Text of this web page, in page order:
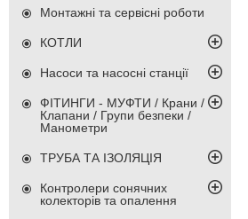
Монтажні та сервісні роботи
КОТЛИ
Насоси та насосні станції
ФІТИНГИ - МУФТИ / Крани /
Клапани / Групи безпеки /
Манометри
ТРУБА ТА ІЗОЛЯЦІЯ
Контролери сонячних
колекторів та опалення